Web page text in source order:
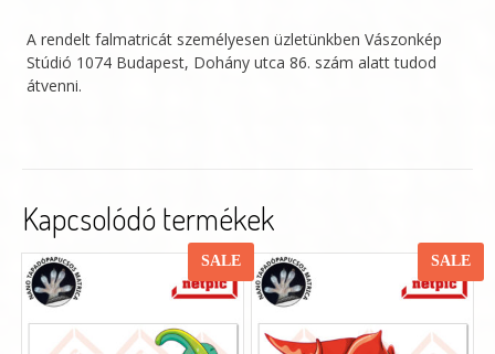
A rendelt falmatricát személyesen üzletünkben Vászonkép
Stúdió 1074 Budapest, Dohány utca 86. szám alatt tudod
átvenni.
Kapcsolódó termékek
SALE SALE